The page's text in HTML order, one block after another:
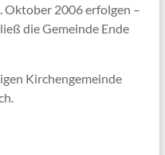
Oktober 2006 erfolgen –
die Gemeinde Ende
Kirchengemeinde